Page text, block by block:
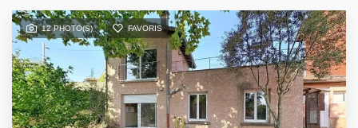
12 PHOTO(S) FAVORIS